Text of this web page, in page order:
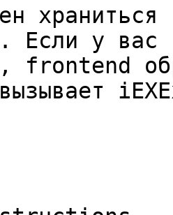
Если у вас
frontend